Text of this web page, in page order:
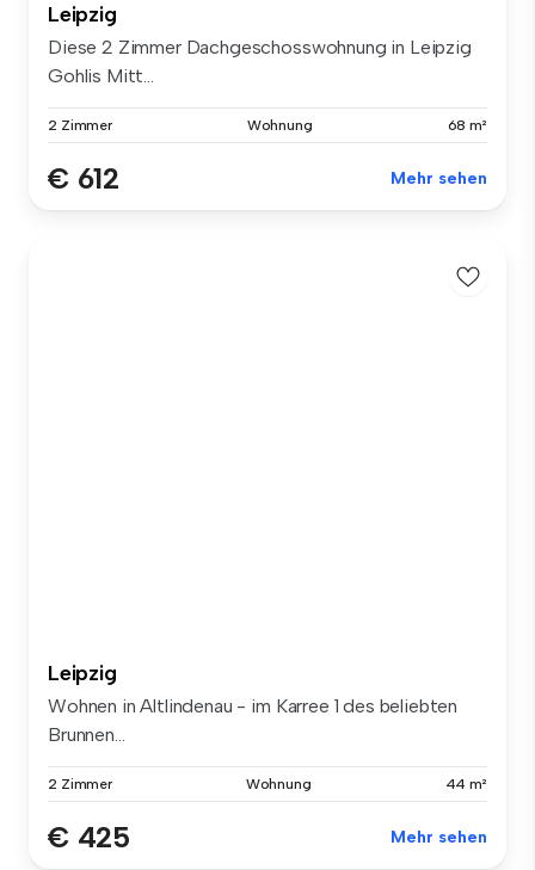
Leipzig
Diese 2 Zimmer Dachgeschosswohnung in Leipzig
Gohlis Mitt...
2 Zimmer Wohnung 68 m²
€ 612 Mehr sehen
Leipzig
Wohnen in Altlindenau - im Karree 1 des beliebten
Brunnen...
2 Zimmer Wohnung 44 m²
€ 425 Mehr sehen